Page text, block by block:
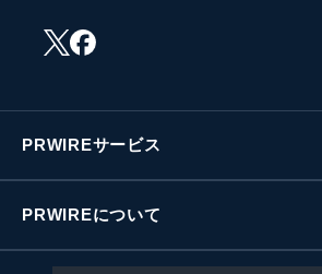
PRWIREサービス
PRWIREについて